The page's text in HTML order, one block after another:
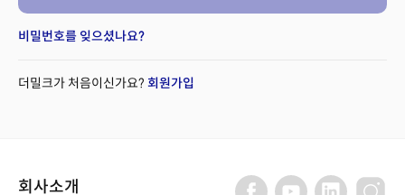
비밀번호를 잊으셨나요?
더밀크가 처음이신가요? 회원가입
회사소개